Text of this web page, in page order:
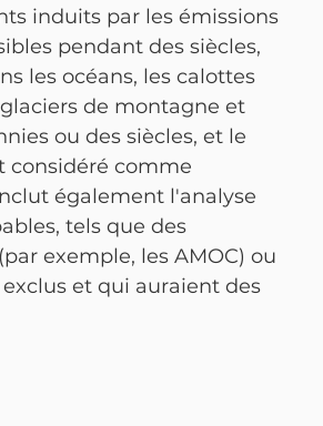
induits par les émissions
pendant des siècles,
les océans, les calottes
de montagne et
ou des siècles, et le
considéré comme
également l'analyse
tels que des
exemple, les AMOC) ou
et qui auraient des